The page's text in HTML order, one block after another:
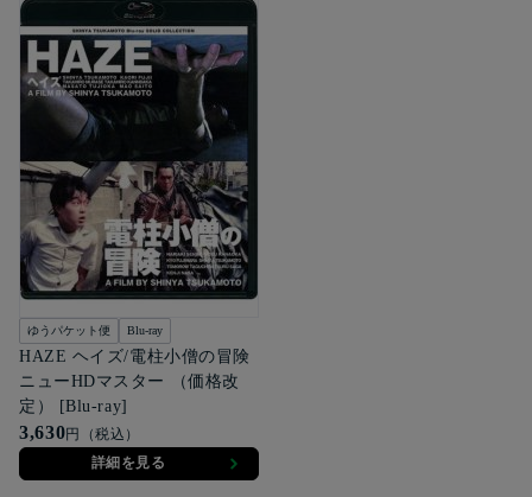
ゆうパケット便 Blu-ray
HAZE ヘイズ/電柱小僧の冒険
ニューHDマスター （価格改
定） [Blu-ray]
3,630円（税込）
詳細を見る